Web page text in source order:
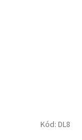
Kód: DL8